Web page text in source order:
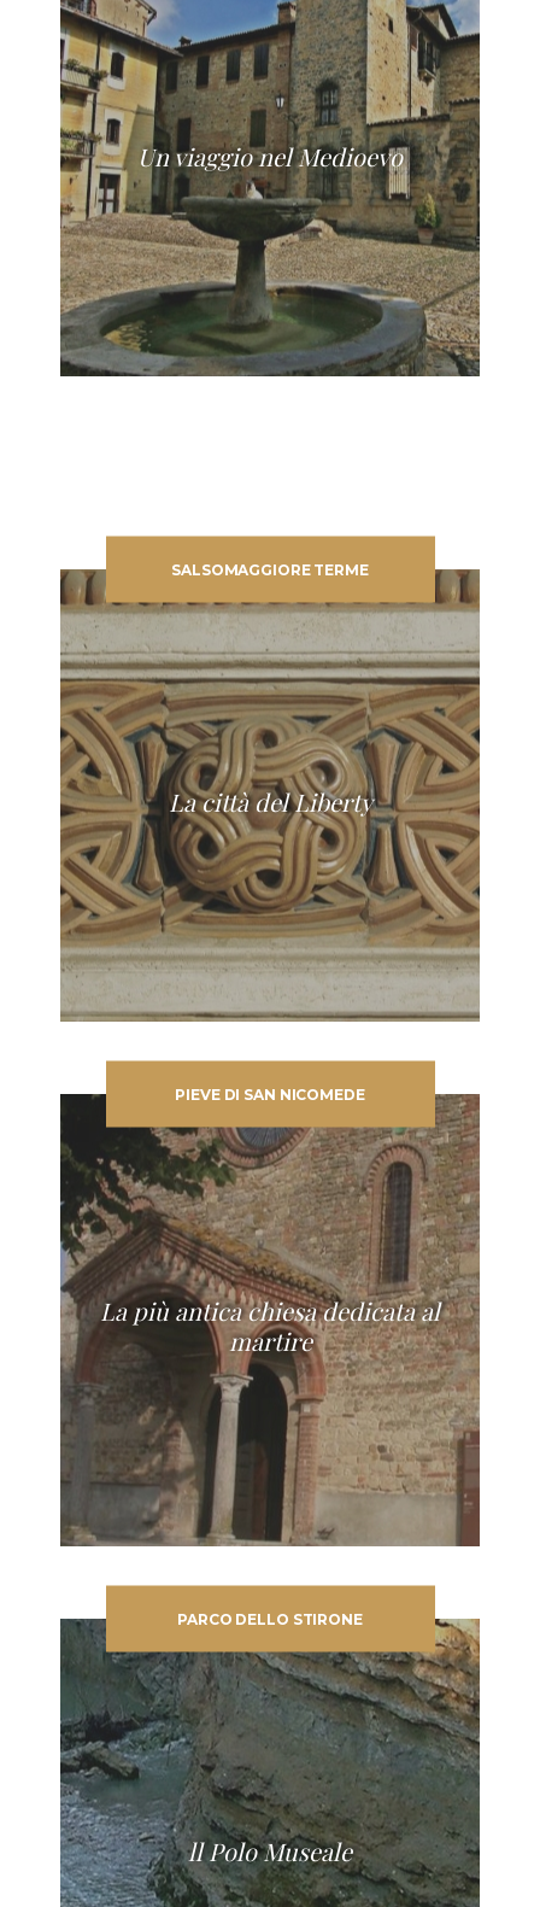
Un viaggio nel Medioevo
SALSOMAGGIORE TERME
La città del Liberty
PIEVE DI SAN NICOMEDE
La più antica chiesa dedicata al
martire
PARCO DELLO STIRONE
ll Polo Museale